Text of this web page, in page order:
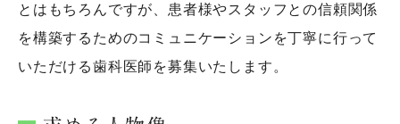
とはもちろんですが、患者様やスタッフとの信頼関係
を構築するためのコミュニケーションを丁寧に行って
いただける歯科医師を募集いたします。